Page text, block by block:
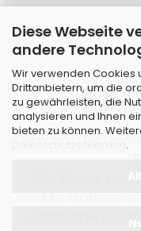
Diese Webseite
andere
Wir verwenden Cookies
Drittanbietern, um die
zu gewährleisten, die
analysieren und Ihnen
bieten zu können.
.
Webshopby
Alle Preise inkl.
sämtliche